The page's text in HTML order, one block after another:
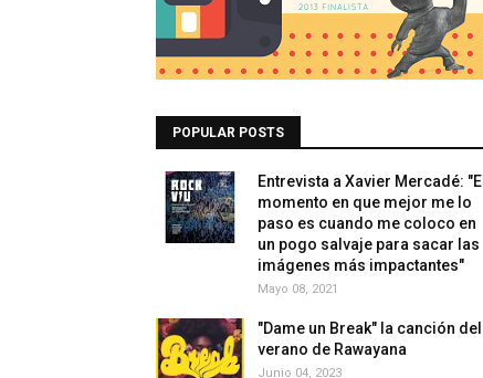
POPULAR POSTS
Entrevista a Xavier Mercadé: "El
momento en que mejor me lo
paso es cuando me coloco en
un pogo salvaje para sacar las
imágenes más impactantes"
Mayo 08, 2021
"Dame un Break" la canción del
verano de Rawayana
Junio 04, 2023